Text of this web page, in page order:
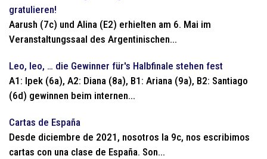
gratulieren!
Aarush (7c) und Alina (E2) erhielten am 6. Mai im
Veranstaltungssaal des Argentinischen...
Leo, leo, … die Gewinner für's Halbfinale stehen fest
A1: Ipek (6a), A2: Diana (8a), B1: Ariana (9a), B2: Santiago
(6d) gewinnen beim internen...
Cartas de España
Desde diciembre de 2021, nosotros la 9c, nos escribimos
cartas con una clase de España. Son...